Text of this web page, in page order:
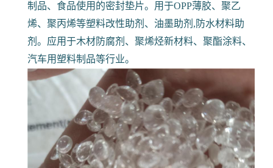
制品、食品使用的密封垫片。用于OPP薄胶、聚乙
烯、聚丙烯等塑料改性助剂、油墨助剂,防水材料助
剂。应用于木材防腐剂、聚烯烃新材料、聚酯涂料、
汽车用塑料制品等行业。